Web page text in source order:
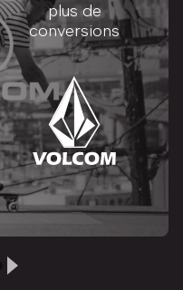
plus de
conversions